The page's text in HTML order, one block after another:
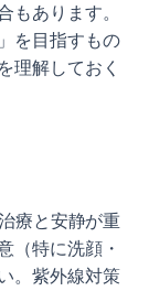
もあります。
を目指すもの
理解しておく
療と安静が重
（特に洗顔・
。紫外線対策